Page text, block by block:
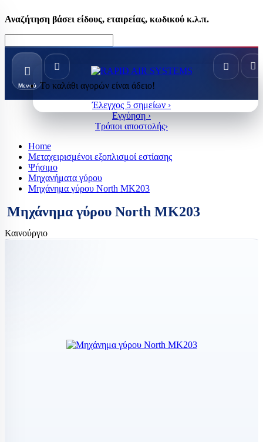
Αναζήτηση βάσει είδους, εταιρείας, κωδικού κ.λ.π.
Μενού Το καλάθι αγορών είναι άδειο!
Έλεγχος 5 σημείων ›
Εγγύηση ›
Τρόποι αποστολής›
Home
Μεταχειρισμένοι εξοπλισμοί εστίασης
Ψήσιμο
Μηχανήματα γύρου
Μηχάνημα γύρου North ΜΚ203
Μηχάνημα γύρου North ΜΚ203
Καινούργιο